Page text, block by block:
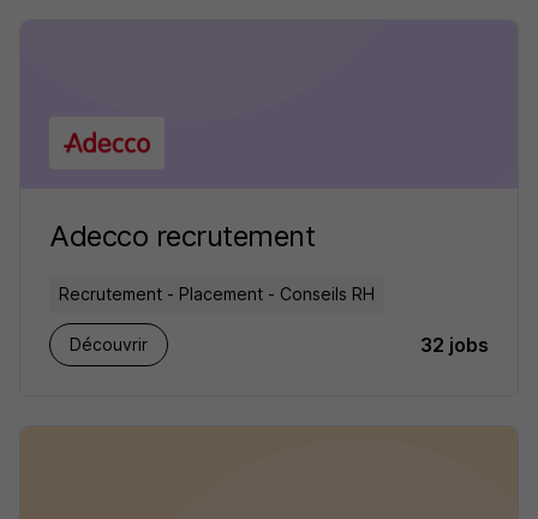
Adecco recrutement
Recrutement - Placement - Conseils RH
Découvrir 32 jobs